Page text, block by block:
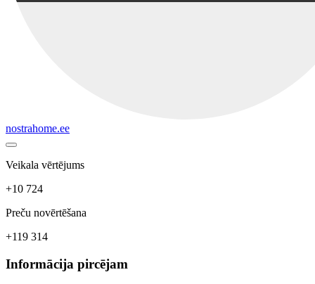
nostrahome.ee
Veikala vērtējums
+10 724
Preču novērtēšana
+119 314
Informācija pircējam